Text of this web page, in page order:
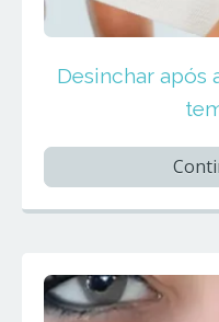
Desinchar após